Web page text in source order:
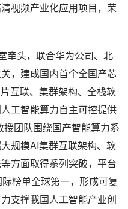
视频产业化应用项目，荣
牵头，联合华为公司、北
，建成国内首个全国产芯
互联、集群架构、全栈软
工智能算力自主可控提供
团队围绕国产智能算力系
规模AI集群互联架构、软
方面取得系列突破，平台
榜单全球第一，形成可复
支撑我国人工智能产业创